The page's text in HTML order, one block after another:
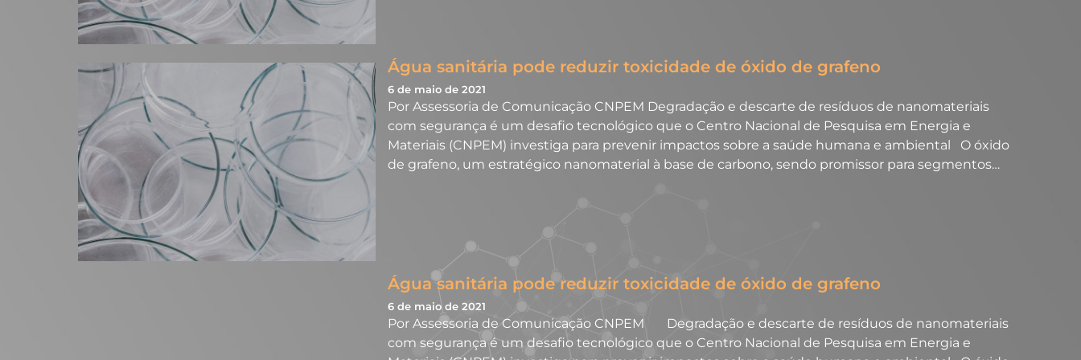
Água sanitária pode reduzir toxicidade de óxido de grafeno
6 de maio de 2021
Por Assessoria de Comunicação CNPEM Degradação e descarte de resíduos de nanomateriais
com segurança é um desafio tecnológico que o Centro Nacional de Pesquisa em Energia e
Materiais (CNPEM) investiga para prevenir impactos sobre a saúde humana e ambiental O óxido
de grafeno, um estratégico nanomaterial à base de carbono, sendo promissor para segmentos…
Água sanitária pode reduzir toxicidade de óxido de grafeno
6 de maio de 2021
Por Assessoria de Comunicação CNPEM Degradação e descarte de resíduos de nanomateriais
com segurança é um desafio tecnológico que o Centro Nacional de Pesquisa em Energia e